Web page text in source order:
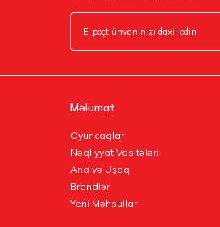
Məlumat
Oyuncaqlar
Nəqliyyat Vasitələri
Ana və Uşaq
Brendlər
Yeni Məhsullar